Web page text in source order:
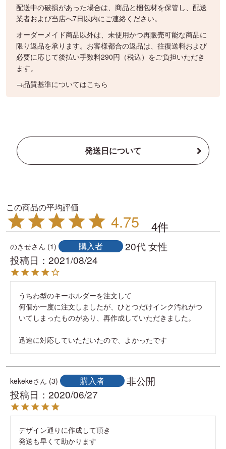
配送中の破損があった場合は、商品と梱包材を保管し、配送
業者および当店へ7日以内にご連絡ください。
オーダーメイド商品以外は、未使用かつ再販売可能な商品に
限り返品を承ります。お客様都合の返品は、往復送料および
必要に応じて後払い手数料290円（税込）をご負担いただき
ます。
→品質基準についてはこちら
発送日について
4.75 4
のきせ 1 購入者 20代女性
投稿日
2021/08/24
うちわ型のキーホルダーを注文して
何個か一度に注文しましたが、ひとつだけインク汚れがつ
いてしまったものがあり、再作成していただきました。
迅速に対応していただいたので、よかったです
kekeke 3 購入者
非公開
投稿日
2020/06/27
デザイン通りに作成して頂き
発送も早くて助かります